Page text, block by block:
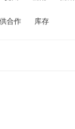
合作 库存